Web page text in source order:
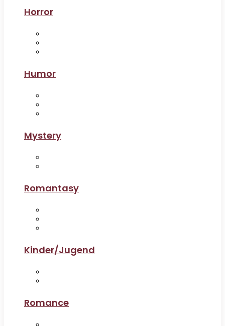
Horror
Humor
Mystery
Romantasy
Kinder/Jugend
Romance